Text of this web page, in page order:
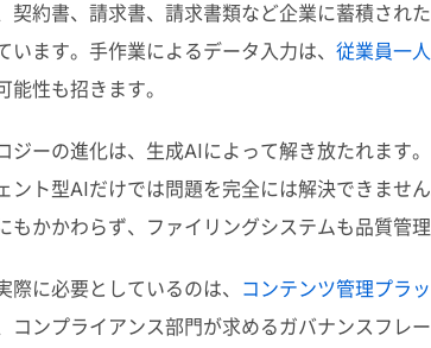
契約書、請求書、請求書類など企業に蓄積され
います。手作業によるデータ入力は、 従業員一
能性も招きます。
ジーの進化は、生成AI によって解き放たれます
ント型AIだけでは問題を完全には解決できませ
もかかわらず、ファイリングシステムも品質管
際に必要としているのは、 コンテンツ管理プラ
コンプライアンス部門が求めるガバナンスフレ